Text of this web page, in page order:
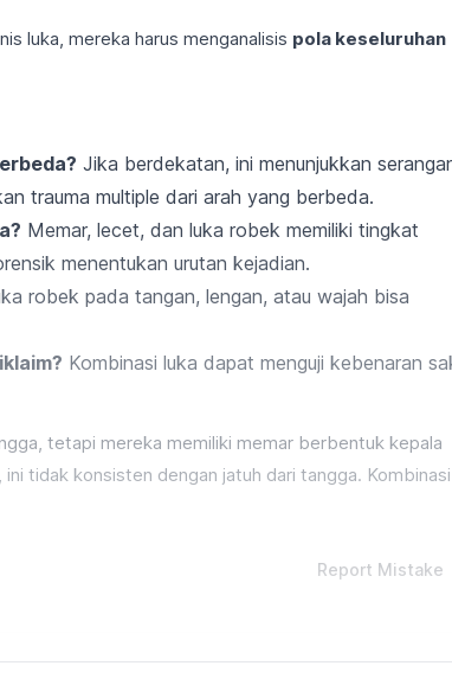
luka, mereka harus menganalisis pola keseluruhan
Jika berdekatan, ini menunjukkan
trauma multiple dari arah yang berbeda.
Memar, lecet, dan luka robek memiliki tingkat
menentukan urutan kejadian.
robek pada tangan, lengan, atau wajah bisa
Kombinasi luka dapat menguji kebenaran
tetapi mereka memiliki memar berbentuk kepala
tidak konsisten dengan jatuh dari tangga. Kombinasi
Report Mistake